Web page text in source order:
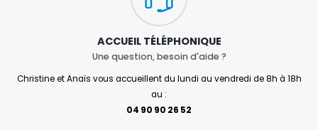
ACCUEIL TÉLÉPHONIQUE
Une question, besoin d'aide ?
Christine et Anaïs vous accueillent du lundi au vendredi de 8h à 18h
au :
04 90 90 26 52